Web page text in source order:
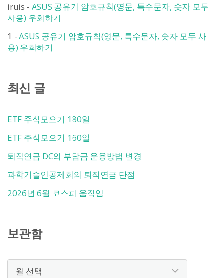
iruis - ASUS 공유기 암호규칙(영문, 특수문자, 숫자 모두
사용) 우회하기
1 - ASUS 공유기 암호규칙(영문, 특수문자, 숫자 모두 사
용) 우회하기
최신 글
ETF 주식모으기 180일
ETF 주식모으기 160일
퇴직연금 DC의 부담금 운용방법 변경
과학기술인공제회의 퇴직연금 단점
2026년 6월 코스피 움직임
보관함